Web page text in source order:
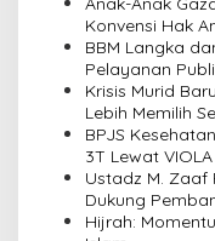
Konvensi Hak
BBM Langka
Pelayanan
Krisis Murid
Lebih Memilih
BPJS
3T Lewat VIOLA
Ustadz M. Zaaf
Dukung
Pengajian
Hijrah: